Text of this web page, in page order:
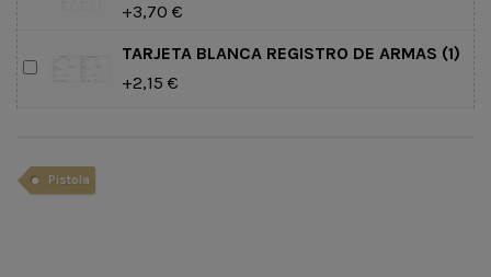
+3,70 €
TARJETA BLANCA REGISTRO DE ARMAS (1)
+2,15 €
Pistola